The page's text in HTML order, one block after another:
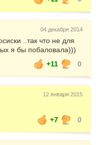
04 декабря 2014
..так что не для
я бы побаловала)))
+11
0
12 января 2015
+7
0